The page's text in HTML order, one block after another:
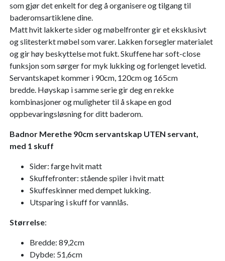
som gjør det enkelt for deg å organisere og tilgang til
baderomsartiklene dine.
Matt hvit lakkerte sider og møbelfronter gir et eksklusivt
og slitesterkt møbel som varer. Lakken forsegler materialet
og gir høy beskyttelse mot fukt. Skuffene har soft-close
funksjon som sørger for myk lukking og forlenget levetid.
Servantskapet kommer i 90cm, 120cm og 165cm
bredde. Høyskap i samme serie gir deg en rekke
kombinasjoner og muligheter til å skape en god
oppbevaringsløsning for ditt baderom.
Badnor Merethe 90cm servantskap UTEN servant,
med 1 skuff
Sider: farge hvit matt
Skuffefronter: stående spiler i hvit matt
Skuffeskinner med dempet lukking.
Utsparing i skuff for vannlås.
Størrelse:
Bredde: 89,2cm
Dybde: 51,6cm